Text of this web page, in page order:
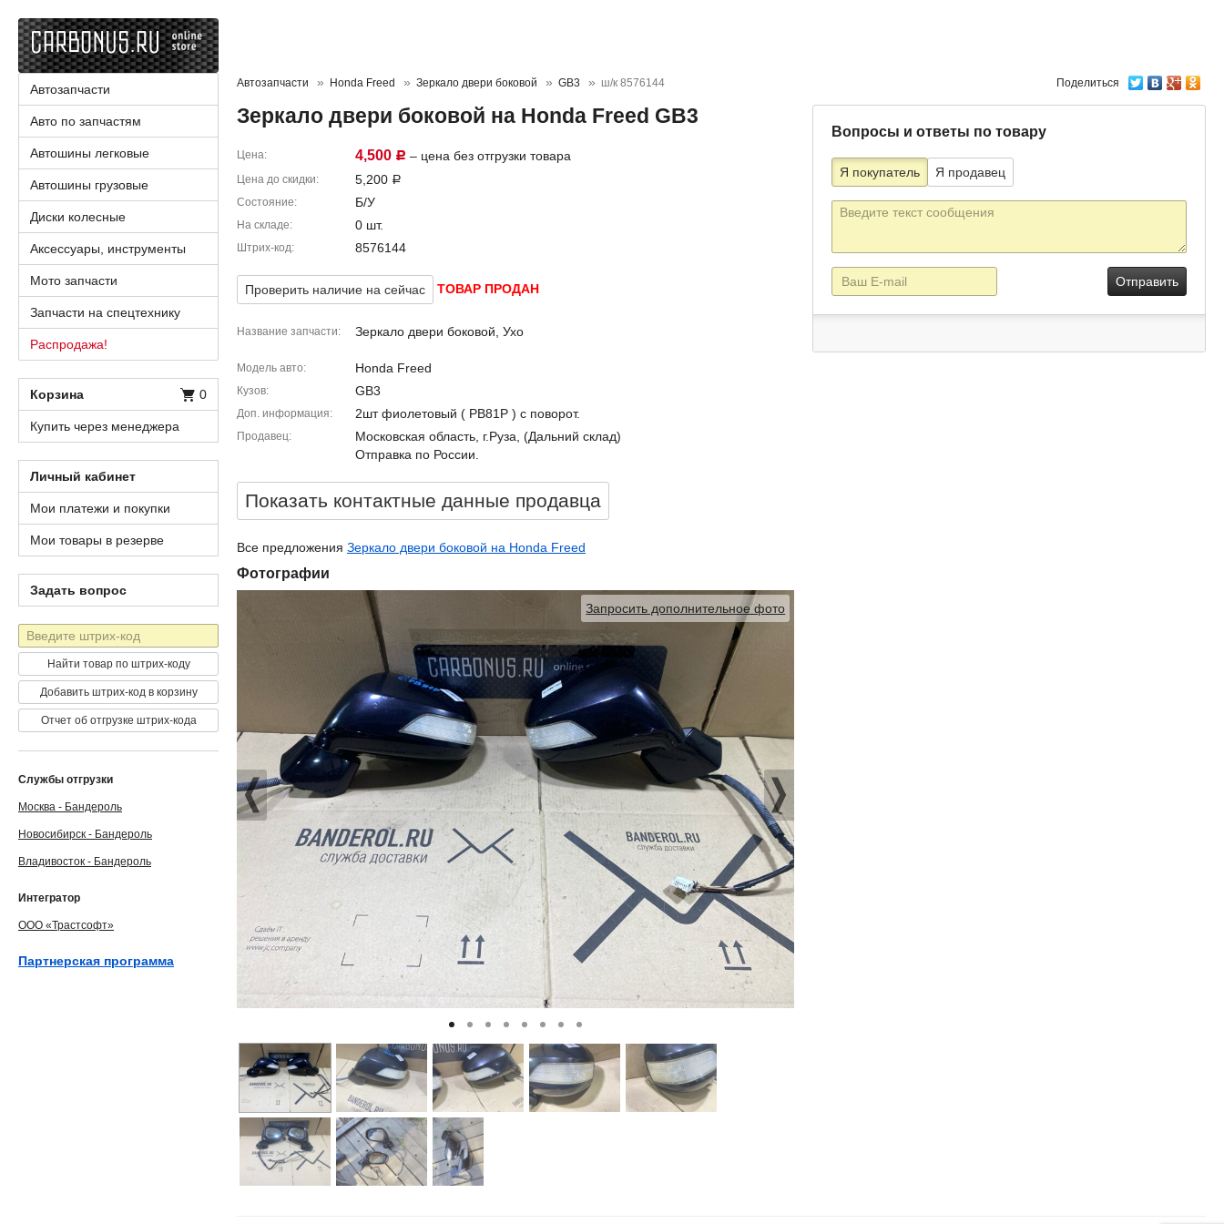
Поделиться
Автозапчасти Honda Freed Зеркало двери боковой GB3 ш/к 8576144
Зеркало двери боковой на Honda Freed GB3
Цена 4,500 Р – цена без отгрузки товара
Цена до скидки 5,200 Р
Состояние Б/У
На складе 0 шт.
Штрих-код 8576144
Проверить наличие на сейчас ТОВАР ПРОДАН
Название запчасти Зеркало двери боковой, Ухо
Модель авто Honda Freed
Кузов GB3
Доп. информация 2шт фиолетовый ( PB81P ) с поворот.
Продавец
Московская область, г.Руза, (Дальний склад)
Отправка по России.
Показать контактные данные продавцa
Все предложения Зеркало двери боковой на Honda Freed
Фотографии
Запросить дополнительное фото
Вопросы и ответы по товару
Я покупатель Я продавец
Текст
E-
mail
Автозапчасти
Авто по запчастям
Автошины легковые
Автошины грузовые
Диски колесные
Аксессуары, инструменты
Мото запчасти
Запчасти на спецтехнику
Распродажа!
Корзина 0
Купить через менеджера
Личный кабинет
Мои платежи и покупки
Мои товары в резерве
Задать вопрос
Штрих-
код
Найти товар по штрих-коду
Добавить штрих-код в корзину
Отчет об отгрузке штрих-кода
Службы отгрузки
Москва - Бандероль
Новосибирск - Бандероль
Владивосток - Бандероль
Интегратор
ООО «Трастсофт»
Партнерская программа